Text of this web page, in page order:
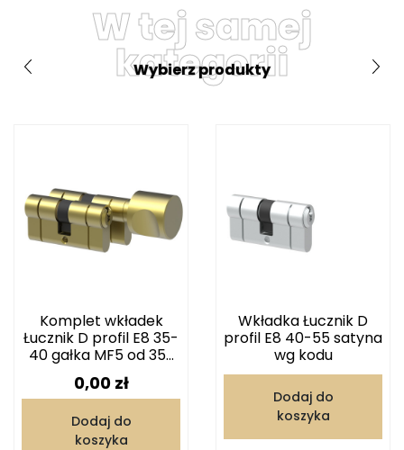
W tej samej
kategorii
Wybierz produkty
Komplet wkładek
Łucznik D profil E8 35-
40 gałka MF5 od 35...
Cena
0,00 zł
Dodaj do
koszyka
Wkładka Łucznik D
profil E8 40-55 satyna
wg kodu
Dodaj do
koszyka